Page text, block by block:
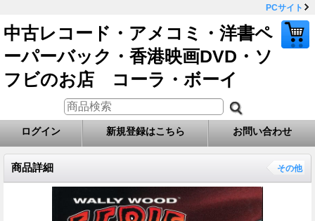
PCサイト
中古レコード・アメコミ・洋書ペ
ーパーバック・香港映画DVD・ソ
フビのお店 コーラ・ボーイ
ログイン 新規登録はこちら お問い合わせ
商品詳細 その他